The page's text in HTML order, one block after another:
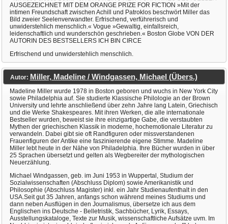
AUSGEZEICHNET MIT DEM ORANGE PRIZE FOR FICTION »Mit der
intimen Freundschaft zwischen Achill und Patroklos beschwört Miller das
Bild zweier Seelenverwandter. Erfrischend, verführerisch und
unwiderstehlich menschlich.« Vogue »Gewaltig, einfallsreich,
leidenschaftlich und wunderschön geschrieben.« Boston Globe VON DER
AUTORIN DES BESTSELLERS ICH BIN CIRCE
Erfrischend und unwiderstehlich menschlich.
Autor: Miller, Madeline / Windgassen, Michael (Übers.)
Madeline Miller wurde 1978 in Boston geboren und wuchs in New York City
sowie Philadelphia auf. Sie studierte Klassische Philologie an der Brown
University und lehrte anschließend über zehn Jahre lang Latein, Griechisch
und die Werke Shakespeares. Mit ihren Werken, die alle internationale
Bestseller wurden, beweist sie ihre einzigartige Gabe, die verstaubten
Mythen der griechischen Klassik in moderne, hochemotionale Literatur zu
verwandeln. Dabei gibt sie oft Randfiguren oder missverstandenen
Frauenfiguren der Antike eine faszinierende eigene Stimme. Madeline
Miller lebt heute in der Nähe von Philadelphia. Ihre Bücher wurden in über
25 Sprachen übersetzt und gelten als Wegbereiter der mythologischen
Neuerzählung.
Michael Windgassen, geb. im Juni 1953 in Wuppertal, Studium der
Sozialwissenschaften (Abschluss Diplom) sowie Amerikanistik und
Philosophie (Abschluss Magister) inkl. ein Jahr Studienaufenthalt in den
USA.Seit gut 35 Jahren, anfangs schon während meines Studiums und
dann neben Ausflügen in den Journalismus, übersetze ich aus dem
Englischen ins Deutsche - Belletristik, Sachbücher, Lyrik, Essays,
Ausstellungskataloge, Texte zur Musik, wissenschaftliche Aufsätze uvm. Im